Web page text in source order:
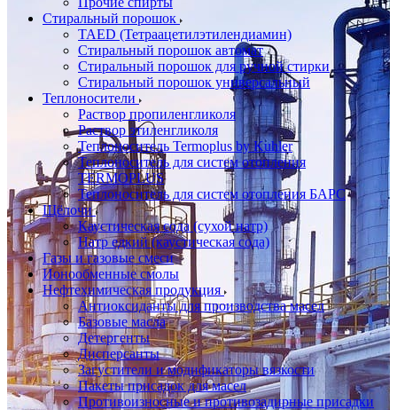
Стиральный порошок
TAED (Тетраацетилэтилендиамин)
Стиральный порошок автомат
Стиральный порошок для ручной стирки
Стиральный порошок универсальный
Теплоносители
Раствор пропиленгликоля
Раствор этиленгликоля
Теплоноситель Termoplus by Kuhler
Теплоноситель для систем отопления
TERMOPLUS
Теплоноситель для систем отопления БАРС
Щёлочи
Каустическая сода (сухой натр)
Натр едкий (каустическая сода)
Газы и газовые смеси
Ионообменные смолы
Нефтехимическая продукция
Антиоксиданты для производства масел
Базовые масла
Детергенты
Дисперсанты
Загустители и модификаторы вязкости
Пакеты присадок для масел
Противоизносные и противозадирные присадки